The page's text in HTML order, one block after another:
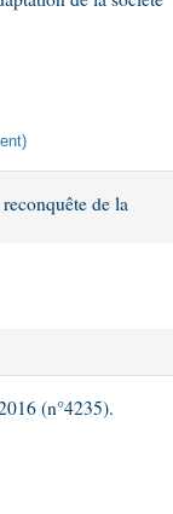
de la
(n°4235).